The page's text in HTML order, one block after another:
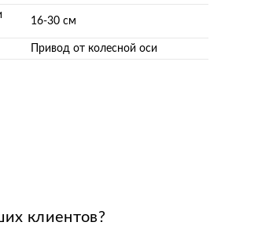
16-30 см
Привод от колесной оси
клиентов?